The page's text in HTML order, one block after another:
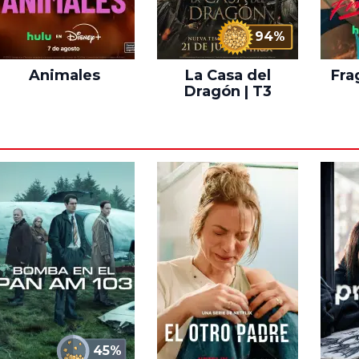
Animales
94%
La Casa del
Dragón | T3
45%